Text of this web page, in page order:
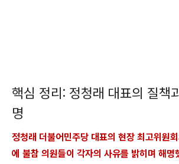
핵심 정리: 정청래 대표의 질책
명
정청래 더불어민주당 대표의 현장 최고위원
에 불참 의원들이 각자의 사유를 밝히며 해명